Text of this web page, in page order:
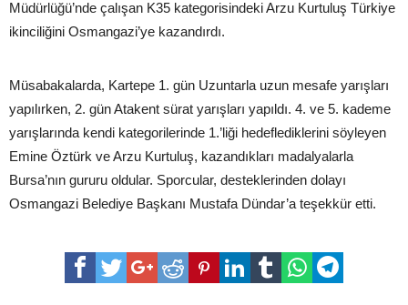
Müdürlüğü’nde çalışan K35 kategorisindeki Arzu Kurtuluş Türkiye
ikinciliğini Osmangazi’ye kazandırdı.
Müsabakalarda, Kartepe 1. gün Uzuntarla uzun mesafe yarışları
yapılırken, 2. gün Atakent sürat yarışları yapıldı. 4. ve 5. kademe
yarışlarında kendi kategorilerinde 1.’liği hedeflediklerini söyleyen
Emine Öztürk ve Arzu Kurtuluş, kazandıkları madalyalarla
Bursa’nın gururu oldular. Sporcular, desteklerinden dolayı
Osmangazi Belediye Başkanı Mustafa Dündar’a teşekkür etti.